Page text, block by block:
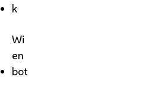
k
Wi
en
bot